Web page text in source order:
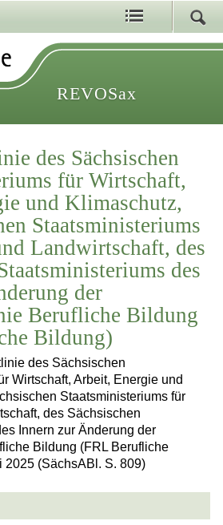
REVOSax
des Sächsischen
für Wirtschaft,
und Klimaschutz,
Staatsministeriums
Landwirtschaft, des
des
der
Berufliche Bildung
Bildung)
des Sächsischen
Wirtschaft, Arbeit, Energie und
Staatsministeriums für
des Sächsischen
Innern zur Änderung der
Bildung (FRL Berufliche
2025 (SächsABl. S. 809)